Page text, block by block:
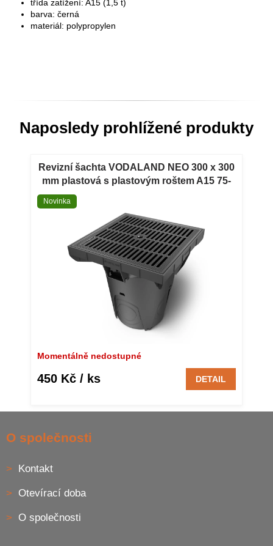
třída zatížení: A15 (1,5 t)
barva: černá
materiál: polypropylen
Naposledy prohlížené produkty
Revizní šachta VODALAND NEO 300 x 300
mm plastová s plastovým roštem A15 75-
160 mm černá Revizní šachta VODALAND
NEO 300 x 300 mm plastová s plastovým
roštem A15 75-160 mm černá
Novinka
Momentálně nedostupné
450 Kč / ks DETAIL
O společnosti
Kontakt
Otevírací doba
O společnosti